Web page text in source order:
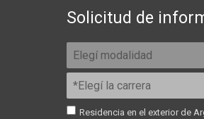
Solicitud de
Residencia en el exterior de